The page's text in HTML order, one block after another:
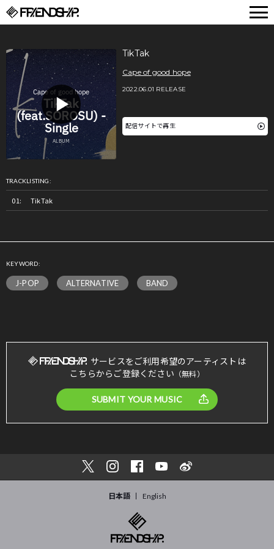
TikTak
Cape of good hope
2022.06.01 RELEASE
配信サイトで再生
TRACKLISTING:
TikTak
KEYWORD:
J-POP ALTERNATIVE BAND
サービスをご利用希望のアーティストは
こちらからご登録ください （無料）
SUBMIT YOUR MUSIC
日本語 English